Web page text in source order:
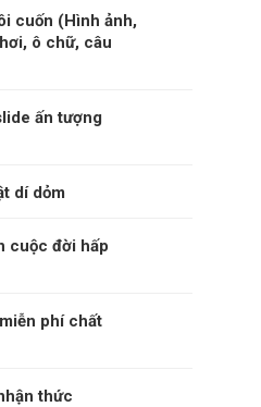
cuốn (Hình ảnh,
ô chữ, câu
ấn tượng
dí dỏm
cuộc đời hấp
phí chất
thức